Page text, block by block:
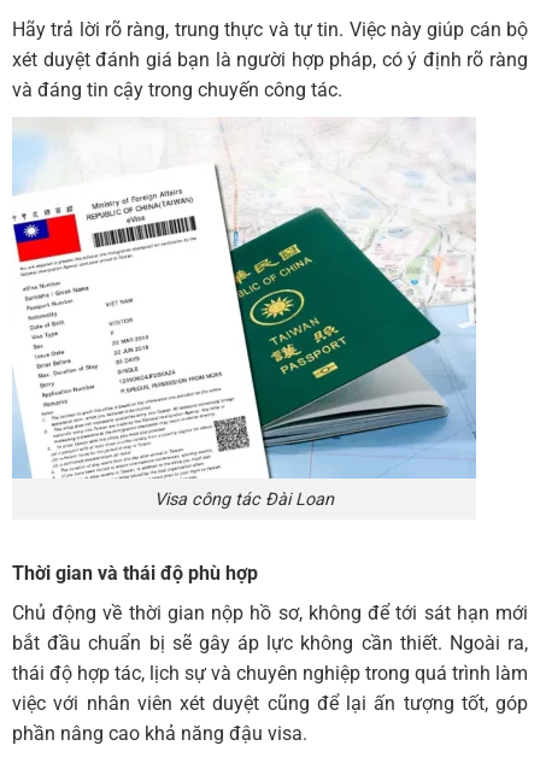
Hãy trả lời rõ ràng, trung thực và tự tin. Việc này giúp cán bộ
xét duyệt đánh giá bạn là người hợp pháp, có ý định rõ ràng
và đáng tin cậy trong chuyến công tác.
Visa công tác Đài Loan
Thời gian và thái độ phù hợp
Chủ động về thời gian nộp hồ sơ, không để tới sát hạn mới
bắt đầu chuẩn bị sẽ gây áp lực không cần thiết. Ngoài ra,
thái độ hợp tác, lịch sự và chuyên nghiệp trong quá trình làm
việc với nhân viên xét duyệt cũng để lại ấn tượng tốt, góp
phần nâng cao khả năng đậu visa.